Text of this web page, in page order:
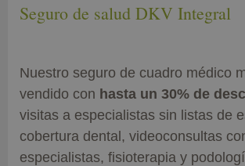
Seguro de salud DKV Integral
Nuestro seguro de cuadro médico
vendido con hasta un 30% de
visitas a especialistas sin listas de
cobertura dental, videoconsultas
especialistas, fisioterapia y